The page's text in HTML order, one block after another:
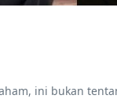
ini bukan